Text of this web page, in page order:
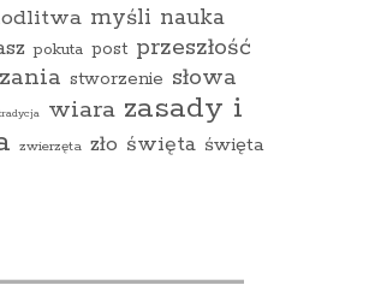
myśli nauka
pokuta post przeszłość
stworzenie słowa
wiara zasady i
zwierzęta zło święta święta